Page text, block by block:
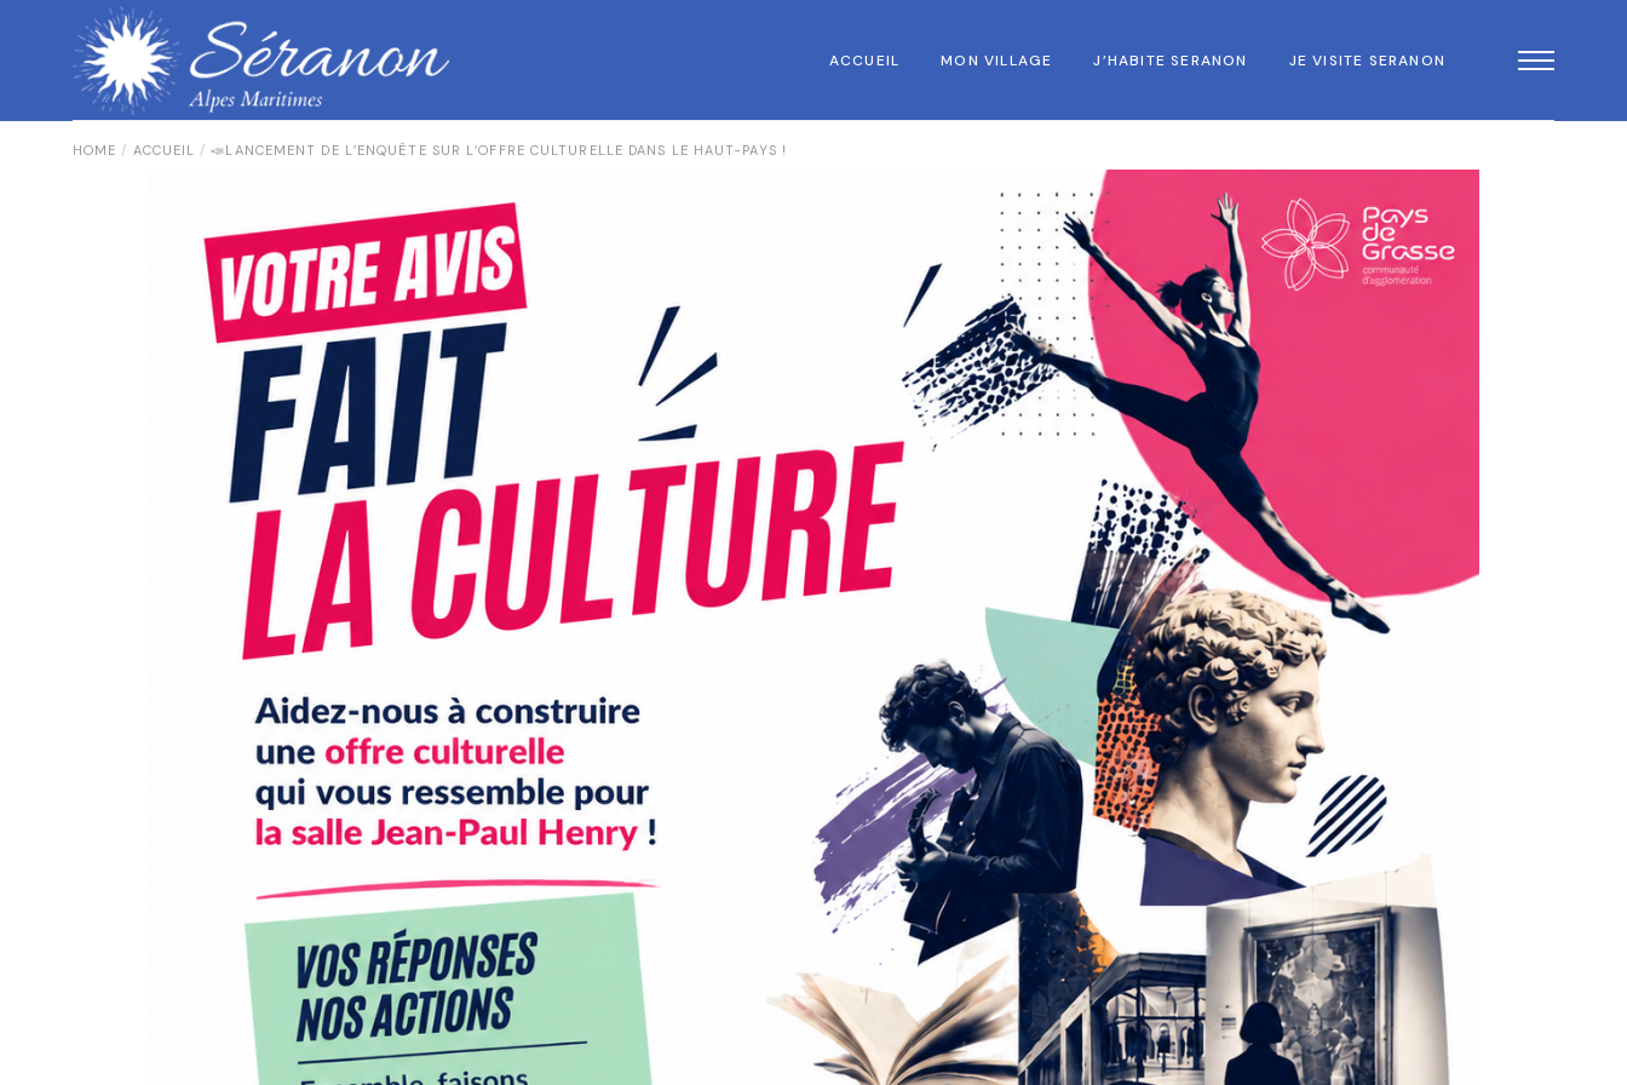
ACCUEIL MON VILLAGE
CONSEILS MUNICIPAUX
LE PERSONNEL COMMUNAL
LE CONSEIL MUNICIPAL DES JEUNES
OFFRES D’EMPLOI
BULLETIN COMMUNAL
ACTUALITES
J’HABITE SERANON JE VISITE SERANON
HOME ACCUEIL 📣LANCEMENT DE L’ENQUÊTE SUR L’OFFRE CULTURELLE DANS LE HAUT-PAYS !